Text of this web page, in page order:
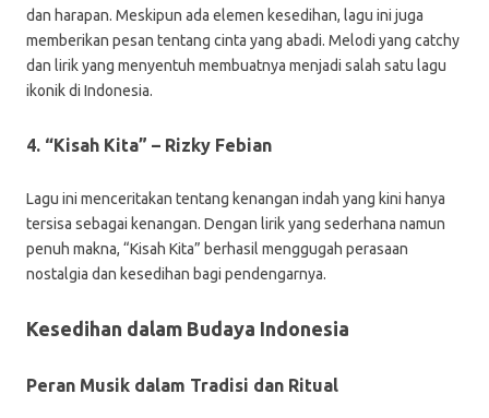
dan harapan. Meskipun ada elemen kesedihan, lagu ini juga
memberikan pesan tentang cinta yang abadi. Melodi yang catchy
dan lirik yang menyentuh membuatnya menjadi salah satu lagu
ikonik di Indonesia.
4. “Kisah Kita” – Rizky Febian
Lagu ini menceritakan tentang kenangan indah yang kini hanya
tersisa sebagai kenangan. Dengan lirik yang sederhana namun
penuh makna, “Kisah Kita” berhasil menggugah perasaan
nostalgia dan kesedihan bagi pendengarnya.
Kesedihan dalam Budaya Indonesia
Peran Musik dalam Tradisi dan Ritual